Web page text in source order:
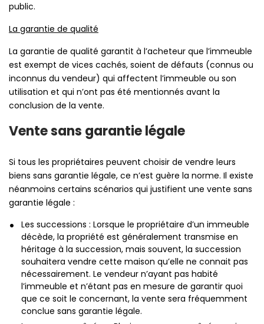
public.
La garantie de qualité
La garantie de qualité garantit à l’acheteur que l’immeuble
est exempt de vices cachés, soient de défauts (connus ou
inconnus du vendeur) qui affectent l’immeuble ou son
utilisation et qui n’ont pas été mentionnés avant la
conclusion de la vente.
Vente sans garantie légale
Si tous les propriétaires peuvent choisir de vendre leurs
biens sans garantie légale, ce n’est guère la norme. Il existe
néanmoins certains scénarios qui justifient une vente sans
garantie légale :
Les successions : Lorsque le propriétaire d’un immeuble
décède, la propriété est généralement transmise en
héritage à la succession, mais souvent, la succession
souhaitera vendre cette maison qu’elle ne connait pas
nécessairement. Le vendeur n’ayant pas habité
l’immeuble et n’étant pas en mesure de garantir quoi
que ce soit le concernant, la vente sera fréquemment
conclue sans garantie légale.